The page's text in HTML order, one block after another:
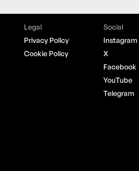
Legal
Privacy Policy
Cookie Policy
Social
Instagram
X
Facebook
YouTube
Telegram